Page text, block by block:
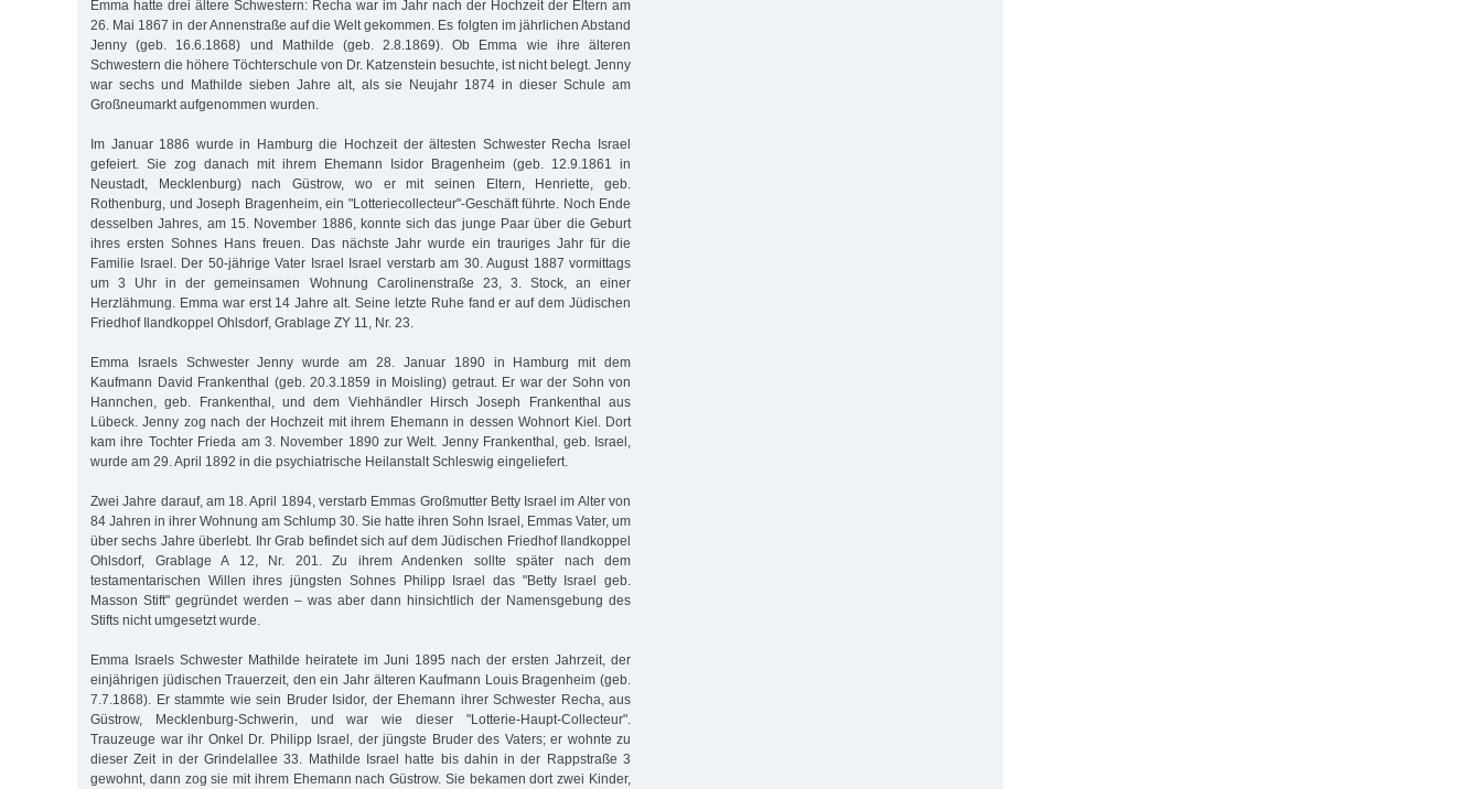
Emma hatte drei ältere Schwestern: Recha war im Jahr nach der Hochzeit der Eltern am
26. Mai 1867 in der Annenstraße auf die Welt gekommen. Es folgten im jährlichen Abstand
Jenny (geb. 16.6.1868) und Mathilde (geb. 2.8.1869). Ob Emma wie ihre älteren
Schwestern die höhere Töchterschule von Dr. Katzenstein besuchte, ist nicht belegt. Jenny
war sechs und Mathilde sieben Jahre alt, als sie Neujahr 1874 in dieser Schule am
Großneumarkt aufgenommen wurden.
Im Januar 1886 wurde in Hamburg die Hochzeit der ältesten Schwester Recha Israel
gefeiert. Sie zog danach mit ihrem Ehemann Isidor Bragenheim (geb. 12.9.1861 in
Neustadt, Mecklenburg) nach Güstrow, wo er mit seinen Eltern, Henriette, geb.
Rothenburg, und Joseph Bragenheim, ein "Lotteriecollecteur"-Geschäft führte. Noch Ende
desselben Jahres, am 15. November 1886, konnte sich das junge Paar über die Geburt
ihres ersten Sohnes Hans freuen. Das nächste Jahr wurde ein trauriges Jahr für die
Familie Israel. Der 50-jährige Vater Israel Israel verstarb am 30. August 1887 vormittags
um 3 Uhr in der gemeinsamen Wohnung Carolinenstraße 23, 3. Stock, an einer
Herzlähmung. Emma war erst 14 Jahre alt. Seine letzte Ruhe fand er auf dem Jüdischen
Friedhof Ilandkoppel Ohlsdorf, Grablage ZY 11, Nr. 23.
Emma Israels Schwester Jenny wurde am 28. Januar 1890 in Hamburg mit dem
Kaufmann David Frankenthal (geb. 20.3.1859 in Moisling) getraut. Er war der Sohn von
Hannchen, geb. Frankenthal, und dem Viehhändler Hirsch Joseph Frankenthal aus
Lübeck. Jenny zog nach der Hochzeit mit ihrem Ehemann in dessen Wohnort Kiel. Dort
kam ihre Tochter Frieda am 3. November 1890 zur Welt. Jenny Frankenthal, geb. Israel,
wurde am 29. April 1892 in die psychiatrische Heilanstalt Schleswig eingeliefert.
Zwei Jahre darauf, am 18. April 1894, verstarb Emmas Großmutter Betty Israel im Alter von
84 Jahren in ihrer Wohnung am Schlump 30. Sie hatte ihren Sohn Israel, Emmas Vater, um
über sechs Jahre überlebt. Ihr Grab befindet sich auf dem Jüdischen Friedhof Ilandkoppel
Ohlsdorf, Grablage A 12, Nr. 201. Zu ihrem Andenken sollte später nach dem
testamentarischen Willen ihres jüngsten Sohnes Philipp Israel das "Betty Israel geb.
Masson Stift" gegründet werden – was aber dann hinsichtlich der Namensgebung des
Stifts nicht umgesetzt wurde.
Emma Israels Schwester Mathilde heiratete im Juni 1895 nach der ersten Jahrzeit, der
einjährigen jüdischen Trauerzeit, den ein Jahr älteren Kaufmann Louis Bragenheim (geb.
7.7.1868). Er stammte wie sein Bruder Isidor, der Ehemann ihrer Schwester Recha, aus
Güstrow, Mecklenburg-Schwerin, und war wie dieser "Lotterie-Haupt-Collecteur".
Trauzeuge war ihr Onkel Dr. Philipp Israel, der jüngste Bruder des Vaters; er wohnte zu
dieser Zeit in der Grindelallee 33. Mathilde Israel hatte bis dahin in der Rappstraße 3
gewohnt, dann zog sie mit ihrem Ehemann nach Güstrow. Sie bekamen dort zwei Kinder,